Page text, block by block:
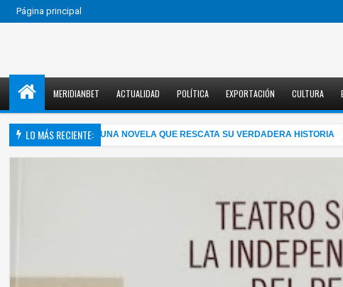
Página principal
MERIDIANBET ACTUALIDAD POLÍTICA EXPORTACIÓN CULTURA
LO MÁS RECIENTE:
MAHLER EN UNA NOVELA QUE RESCATA SU VERDADERA HISTORIA 2:54 PM
05